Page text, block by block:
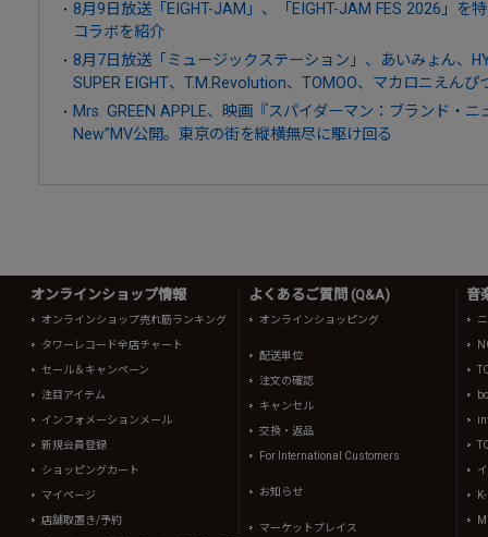
8月9日放送「EIGHT-JAM」、「EIGHT-JAM FES 2026」を
コラボを紹介
8月7日放送「ミュージックステーション」、あいみょん、
SUPER EIGHT、T.M.Revolution、TOMOO、マカロニえんぴ
Mrs. GREEN APPLE、映画『スパイダーマン：ブランド・
New”MV公開。東京の街を縦横無尽に駆け回る
オンラインショップ情報
オンラインショップ売れ筋ランキング
タワーレコード全店チャート
セール＆キャンペーン
注目アイテム
インフォメーションメール
新規会員登録
ショッピングカート
マイページ
店舗取置き/予約
よくあるご質問 (Q&A)
オンラインショッピング
配送単位
注文の確認
キャンセル
交換・返品
For International Customers
お知らせ
マーケットプレイス
音